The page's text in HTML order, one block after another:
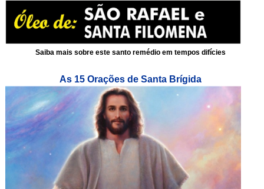
Saiba mais sobre este santo remédio em tempos difícies
As 15 Orações de Santa Brígida